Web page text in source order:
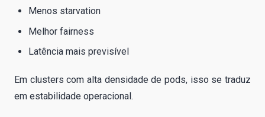
Menos starvation
Melhor fairness
Latência mais previsível
Em clusters com alta densidade de pods, isso se traduz
em estabilidade operacional.